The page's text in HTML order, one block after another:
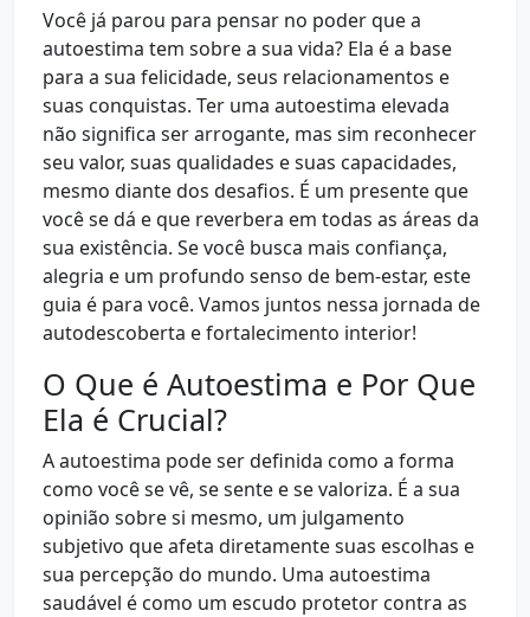
Você já parou para pensar no poder que a
autoestima tem sobre a sua vida? Ela é a base
para a sua felicidade, seus relacionamentos e
suas conquistas. Ter uma autoestima elevada
não significa ser arrogante, mas sim reconhecer
seu valor, suas qualidades e suas capacidades,
mesmo diante dos desafios. É um presente que
você se dá e que reverbera em todas as áreas da
sua existência. Se você busca mais confiança,
alegria e um profundo senso de bem-estar, este
guia é para você. Vamos juntos nessa jornada de
autodescoberta e fortalecimento interior!
O Que é Autoestima e Por Que
Ela é Crucial?
A autoestima pode ser definida como a forma
como você se vê, se sente e se valoriza. É a sua
opinião sobre si mesmo, um julgamento
subjetivo que afeta diretamente suas escolhas e
sua percepção do mundo. Uma autoestima
saudável é como um escudo protetor contra as